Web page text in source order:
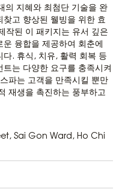
의 지혜와 최첨단 기술을 완
고 향상된 웰빙을 위한 효
작된 이 패키지는 유서 깊은
융합을 제공하여 회춘에
. 휴식, 치유, 활력 회복 등
는 다양한 요구를 충족시켜
파는 고객을 만족시킬 뿐만
재생을 촉진하는 풍부하고
Sai Gon Ward, Ho Chi